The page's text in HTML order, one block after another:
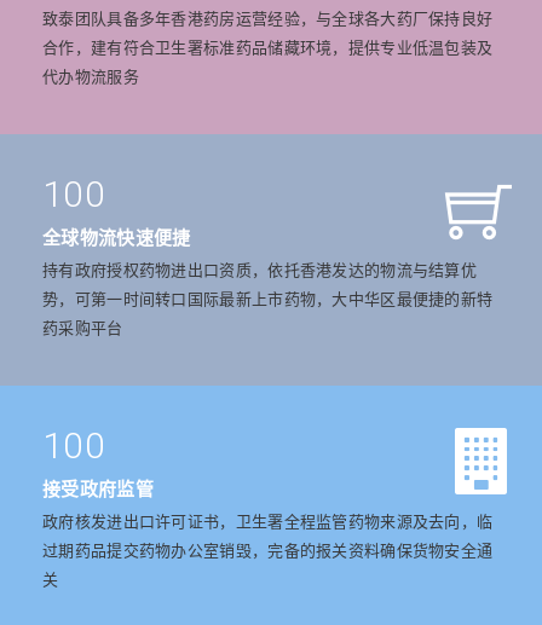
致泰团队具备多年香港药房运营经验，与全球各大药厂保持良好
合作，建有符合卫生署标准药品储藏环境，提供专业低温包装及
代办物流服务
100
全球物流快速便捷
持有政府授权药物进出口资质，依托香港发达的物流与结算优
势，可第一时间转口国际最新上市药物，大中华区最便捷的新特
药采购平台
100
接受政府监管
政府核发进出口许可证书，卫生署全程监管药物来源及去向，临
过期药品提交药物办公室销毁，完备的报关资料确保货物安全通
关